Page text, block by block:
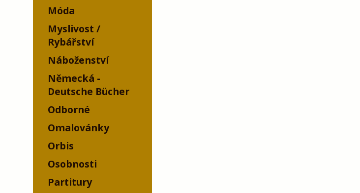
Móda
Myslivost /
Rybářství
Náboženství
Německá -
Deutsche Bücher
Odborné
Omalovánky
Orbis
Osobnosti
Partitury